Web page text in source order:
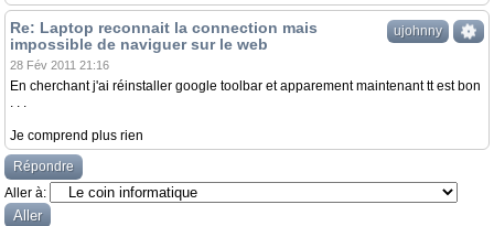
ujohnny
Re: Laptop reconnait la connection mais
impossible de naviguer sur le web
28 Fév 2011 21:16
En cherchant j'ai réinstaller google toolbar et apparement maintenant tt est bon
. . .
Je comprend plus rien
Répondre
Aller à: